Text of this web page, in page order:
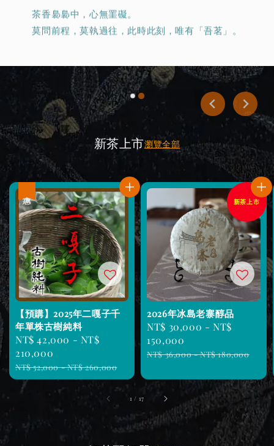
莫問前程，莫執過往，此時此刻，唯有「吾茗」。
新茶上市瀏覽全部
【預購】2025年二嘎子千
年單株古樹純料
Sale
price
NT$ 42,000 - NT$
210,000
Regular
price
NT$ 52,000-NT$ 260,000
新茶上市
2026年冰島老寨醇品
Sale
price
NT$ 30,000 -NT$
150,000
Regular
NT$ 36,000-NT$ 180,000
1 / 17